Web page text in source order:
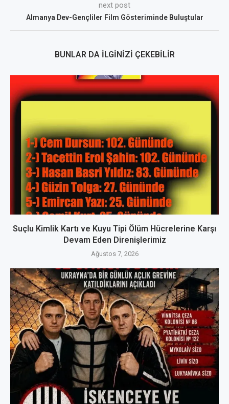
next post
Almanya Dev-Gençliler Film Gösteriminde Buluştular
BUNLAR DA İLGINIZI ÇEKEBILIR
Suçlu Kimlik Kartı ve Kuyu Tipi Ölüm Hücrelerine Karşı
Devam Eden Direnişlerimiz
Ağustos 7, 2026